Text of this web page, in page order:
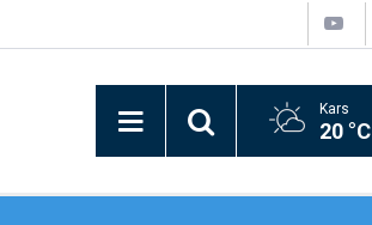
Kars
20 °C